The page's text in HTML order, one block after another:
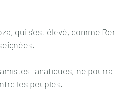
qui s'est élevé, comme
fanatiques, ne
les peuples.